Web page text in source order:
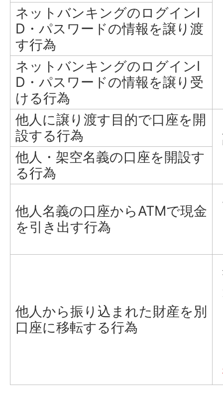
ネットバンキングのログインI
D・パスワードの情報を譲り渡
す行為
ネットバンキングのログインI
D・パスワードの情報を譲り受
ける行為
他人に譲り渡す目的で口座を開
設する行為
他人・架空名義の口座を開設す
る行為
他人名義の口座からATMで現金
を引き出す行為
他人から振り込まれた財産を別
口座に移転する行為